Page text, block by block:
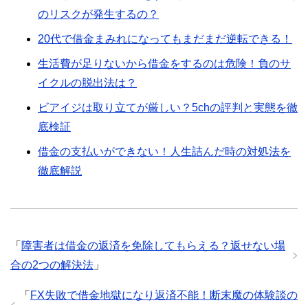
のリスクが発生するの？
20代で借金まみれになってもまだまだ逆転できる！
生活費が足りないから借金をするのは危険！負のサ
イクルの脱出法は？
ビアイジは取り立てが厳しい？5chの評判と実態を徹
底検証
借金の支払いができない！人生詰んだ時の対処法を
徹底解説
「 障害者は借金の返済を免除してもらえる？返せない場
合の2つの解決法 」
「 FX失敗で借金地獄になり返済不能！断末魔の体験談の